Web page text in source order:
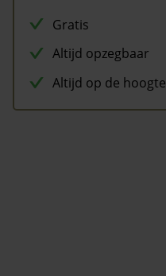
Gratis
Altijd opzegbaar
Altijd op de hoogte